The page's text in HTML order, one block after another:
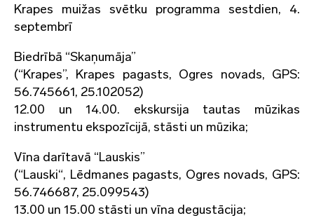
Krapes muižas svētku programma sestdien, 4.
septembrī
Biedrībā “Skaņumāja”
(“Krapes”, Krapes pagasts, Ogres novads, GPS:
56.745661, 25.102052)
12.00 un 14.00. ekskursija tautas mūzikas
instrumentu ekspozīcijā, stāsti un mūzika;
Vīna darītavā “Lauskis”
(“Lauski“, Lēdmanes pagasts, Ogres novads, GPS:
56.746687, 25.099543)
13.00 un 15.00 stāsti un vīna degustācija;